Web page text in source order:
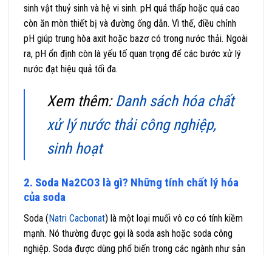
sinh vật thuỷ sinh và hệ vi sinh. pH quá thấp hoặc quá cao
còn ăn mòn thiết bị và đường ống dẫn. Vì thế, điều chỉnh
pH giúp trung hòa axit hoặc bazơ có trong nước thải. Ngoài
ra, pH ổn định còn là yếu tố quan trọng để các bước xử lý
nước đạt hiệu quả tối đa.
Xem thêm: Danh sách hóa chất
xử lý nước thải công nghiệp,
sinh hoạt
2. Soda Na2CO3 là gì? Những tính chất lý hóa
của soda
Soda (Natri Cacbonat) là một loại muối vô cơ có tính kiềm
mạnh. Nó thường được gọi là soda ash hoặc soda công
nghiệp. Soda được dùng phổ biến trong các ngành như sản